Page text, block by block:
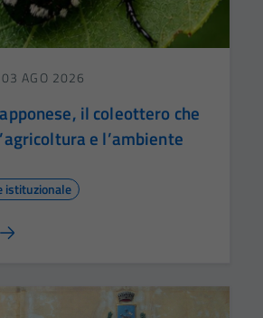
03 AGO 2026
il coleottero che
e l’ambiente
istituzionale